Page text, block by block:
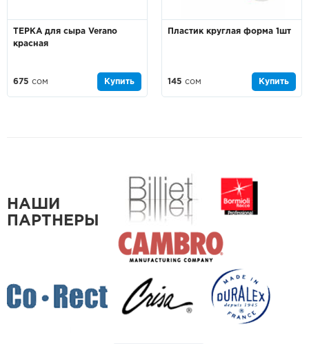
ТЕРКА для сыра Verano
красная
675 сом Купить
Пластик круглая форма 1шт
145 сом Купить
НАШИ
ПАРТНЕРЫ